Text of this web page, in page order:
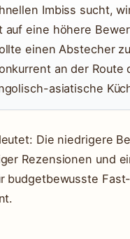
Imbiss sucht,
auf eine höhere
einen Abstecher
an der Route
asiatische
Die niedrigere
Rezensionen und
budgetbewusste